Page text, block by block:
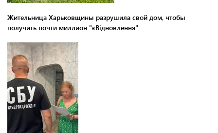
Жительница Харьковщины разрушила свой дом, чтобы
получить почти миллион "єВідновлення"